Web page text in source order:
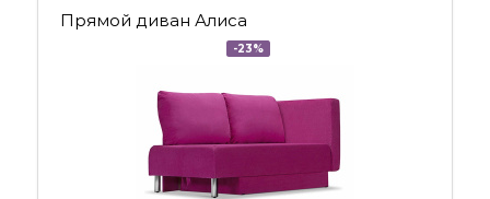
Прямой диван Алиса
-23%